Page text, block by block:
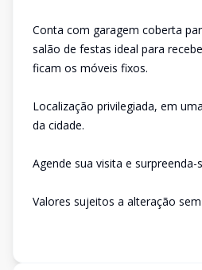
Conta com garagem coberta
salão de festas ideal para
ficam os móveis fixos.
Localização privilegiada, em
da cidade.
Agende sua visita e surpreenda-
Valores sujeitos a alteração